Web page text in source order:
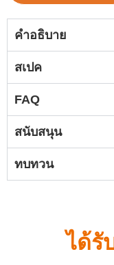
คำอธิบาย
สเปค
FAQ
สนับสนุน
ทบทวน
ได้รั